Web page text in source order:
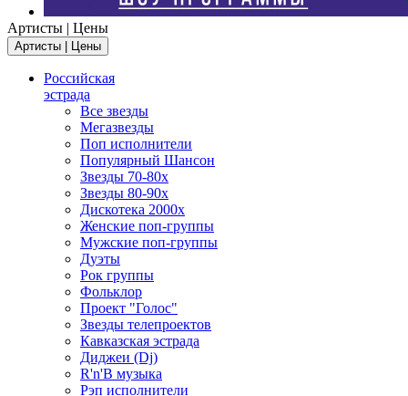
Артисты | Цены
Артисты | Цены
Российская
эстрада
Все звезды
Мегазвезды
Поп исполнители
Популярный Шансон
Звезды 70-80х
Звезды 80-90х
Дискотека 2000х
Женские поп-группы
Мужские поп-группы
Дуэты
Рок группы
Фольклор
Проект "Голос"
Звезды телепроектов
Кавказская эстрада
Диджеи (Dj)
R'n'B музыка
Рэп исполнители